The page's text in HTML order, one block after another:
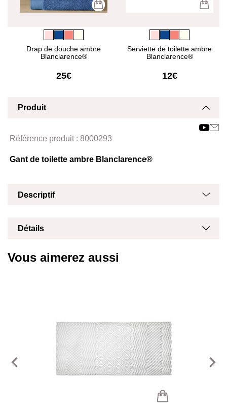
Drap de douche ambre
Blanclarence®
25€
Serviette de toilette ambre
Blanclarence®
12€
Produit
Référence produit : 8000293
Gant de toilette ambre Blanclarence®
Descriptif
Détails
Vous aimerez aussi
navigate_before navigate_next